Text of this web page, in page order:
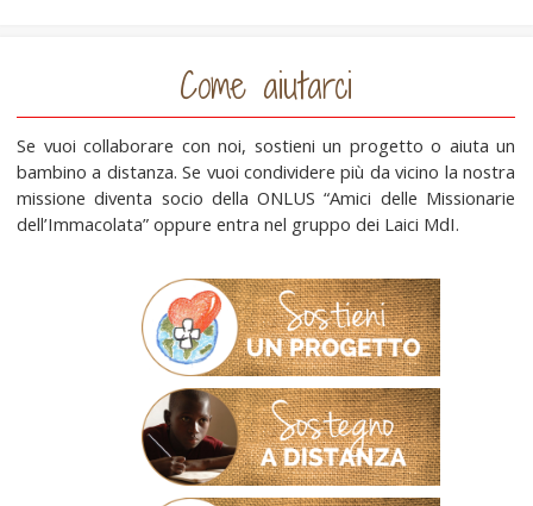
Come aiutarci
Se vuoi collaborare con noi, sostieni un progetto o aiuta un
bambino a distanza. Se vuoi condividere più da vicino la nostra
missione diventa socio della ONLUS “Amici delle Missionarie
dell’Immacolata” oppure entra nel gruppo dei Laici MdI.